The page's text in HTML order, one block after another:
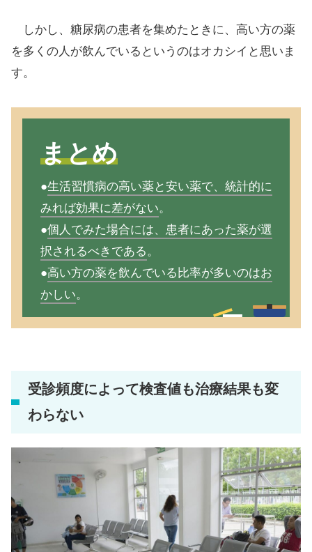
しかし、糖尿病の患者を集めたときに、高い方の薬
を多くの人が飲んでいるというのはオカシイと思いま
す。
まとめ
●生活習慣病の高い薬と安い薬で、統計的に
みれば効果に差がない。
●個人でみた場合には、患者にあった薬が選
択されるべきである 。
●高い方の薬を飲んでいる比率が多いのはお
かしい。
受診頻度によって検査値も治療結果も変
わらない